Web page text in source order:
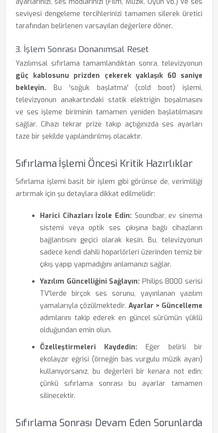
seviyesi dengeleme tercihlerinizi tamamen silerek üretici
tarafından belirlenen varsayılan değerlere döner.
3. İşlem Sonrası Donanımsal Reset
Yazılımsal sıfırlama tamamlandıktan sonra, televizyonun
güç kablosunu prizden çekerek yaklaşık 60 saniye
bekleyin. Bu 'soğuk başlatma' (cold boot) işlemi,
televizyonun anakartındaki statik elektriğin boşalmasını
ve ses işleme biriminin tamamen yeniden başlatılmasını
sağlar. Cihazı tekrar prize takıp açtığınızda ses ayarları
taze bir şekilde yapılandırılmış olacaktır.
Sıfırlama İşlemi Öncesi Kritik Hazırlıklar
Sıfırlama işlemi basit bir işlem gibi görünse de, verimliliği
artırmak için şu detaylara dikkat edilmelidir:
Harici Cihazları İzole Edin: Soundbar, ev sinema
sistemi veya optik ses çıkışına bağlı cihazların
bağlantısını geçici olarak kesin. Bu, televizyonun
sadece kendi dahili hoparlörleri üzerinden temiz bir
çıkış yapıp yapmadığını anlamanızı sağlar.
Yazılım Güncelliğini Sağlayın: Philips 8000 serisi
TV'lerde birçok ses sorunu, yayınlanan yazılım
yamalarıyla çözülmektedir. Ayarlar > Güncelleme
adımlarını takip ederek en güncel sürümün yüklü
olduğundan emin olun.
Özelleştirmeleri Kaydedin: Eğer belirli bir
ekolayzır eğrisi (örneğin bas vurgulu müzik ayarı)
kullanıyorsanız, bu değerleri bir kenara not edin;
çünkü sıfırlama sonrası bu ayarlar tamamen
silinecektir.
Sıfırlama Sonrası Devam Eden Sorunlarda